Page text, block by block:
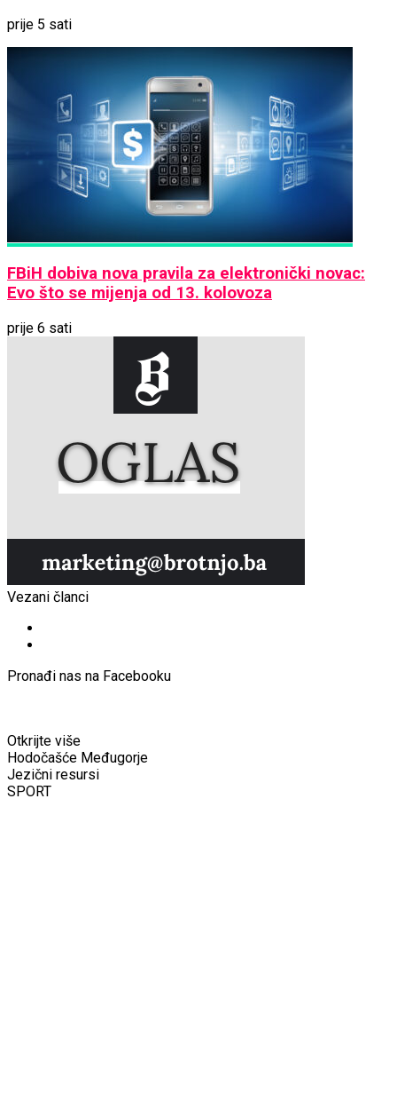
prije 5 sati
FBiH dobiva nova pravila za elektronički novac:
Evo što se mijenja od 13. kolovoza
prije 6 sati
Vezani članci
Pronađi nas na Facebooku
Otkrijte više
Hodočašće Međugorje
Jezični resursi
SPORT